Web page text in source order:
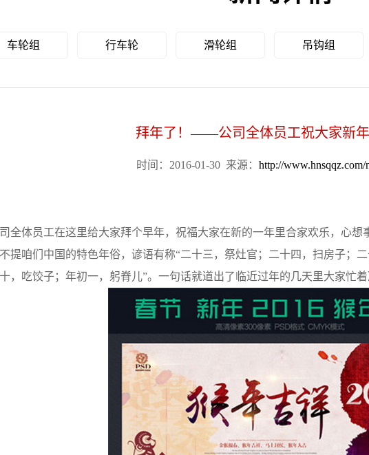
车轮组 行车轮 滑轮组 吊钩组
拜年了！——公司全体员工祝大家新
时间：2016-01-30 来源： http://www.hnsqqz.com/
体员工在这里给大家拜个早年，祝福大家在新的一年里合家欢乐，心想
咱们中国的特色年俗，谚语有称“二十三，祭灶官；二十四，扫房子；
，吃饺子；年初一，躬脊儿”。一句话就道出了临近过年的几天里大家忙着